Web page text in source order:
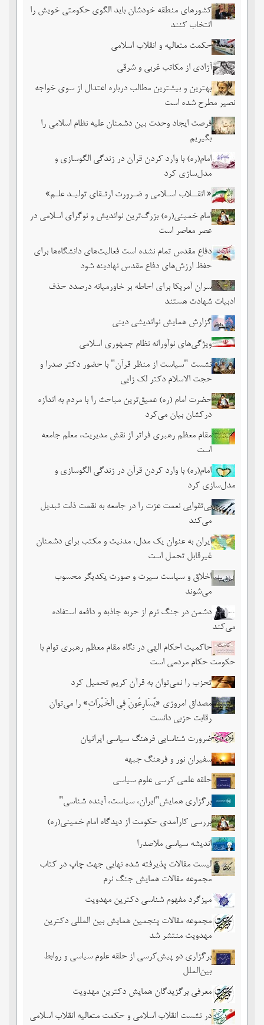
کشورهای منطقه خودشان باید الگوی حکومتی خویش را
انتخاب کنند
حکمت متعالیه و انقلاب اسلامی
آزادی از مکاتب غربی و شرقی
بهترین و بیشترین مطالب درباره اعتدال از سوی خواجه
نصیر مطرح شده است
فرصت ایجاد وحدت بین دشمنان علیه نظام اسلامی را
بگیریم
امام(ره) با وارد کردن قرآن در زندگی الگوسازی و
مدل‌سازی کرد
« انقــلاب اسـلامی و ضـرورت ارتـقای تولیـد علـم»
امام خمینی(ره) بزرگ‌ترین نواندیش و نوگرای اسلامی در
عصر معاصر است
دفاع مقدس تمام نشده است فعالیت‌های دانشگاه‌ها برای
حفظ ارزش‌های دفاع مقدس نهادینه شود
سران آمریکا برای احاطه بر خاورمیانه درصدد حذف
ادبیات شهادت هستند
گزارش همایش نواندیشی دینی
ویژگی‌های نوآورانه نظام جمهوری اسلامی
نشست‏ "سیاست از منظر قرآن" با حضور دکتر صدرا و
حجت الاسلام دکتر لک زایی
حضرت امام (ره) عمیق‌ترین مباحث را با مردم به اندازه
درکشان بیان می‌کرد
مقام معظم رهبری فراتر از نقش مدیریت، معلم جامعه
است
امام(ره) با وارد کردن قرآن در زندگی الگوسازی و
مدل‌سازی کرد
بی‌تقوایی نعمت عزت را در جامعه به نقمت ذلت تبدیل
می‌کند
ایران به عنوان یک مدل، مدنیت و مکتب برای دشمنان
غیرقابل تحمل است
اخلاق و سیاست سیرت و صورت یکدیگر محسوب
می‌شوند
دشمن در جنگ نرم از حربه جاذبه و دافعه استفاده
می‌کند
حاکمیت احکام الهی در نگاه مقام معظم رهبری توام با
حکومت حکام مردمی است
تحزب را نمی‌توان به قرآن کریم تحمیل کرد
مصداق امروزی «یُسَارِعُونَ فِی الْخَیْرَاتِ» را می‌توان
رقابت حزبی دانست
ضرورت شناسایی فرهنگ سیاسی ایرانیان
سفیران نور و فرهنگ جبهه
حلقه علمی کرسی علوم سیاسی
برگزاری همایش"ایران، سیاست، آینده شناسی"
بررسی کارآمدی حکومت از دیدگاه امام خمینی(ره)
اندیشه سیاسی ملاصدرا
لیست مقالات پذیرفته شده نهایی جهت چاپ در کتاب
مجموعه مقالات همایش جنگ نرم
میزگرد مفهوم شناسی دکترین مهدویت
مجموعه مقالات پنجمین همایش بین المللی دکترین
مهدویت منتشر شد
برگزاری دو پیش‌کرسی از حلقه علوم سیاسی و روابط
بین‌الملل
معرفی برگزیدگان همایش دکترین مهدویت
در نشست انقلاب اسلامی و حکمت متعالیه انقلاب اسلامی